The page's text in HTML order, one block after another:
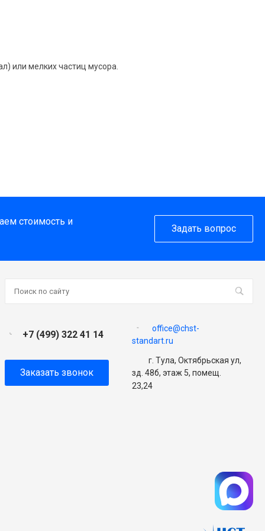
или мелких частиц мусора.
стоимость и
Задать вопрос
+7 (499) 322 41 14
office@chst-
standart.ru
Заказать звонок
г. Тула, Октябрьская ул,
зд. 48б, этаж 5, помещ.
23,24